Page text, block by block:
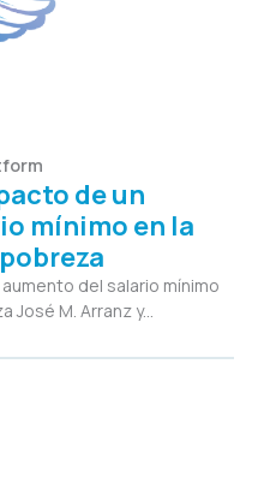
de un
mínimo en la
del salario mínimo
José M. Arranz y...